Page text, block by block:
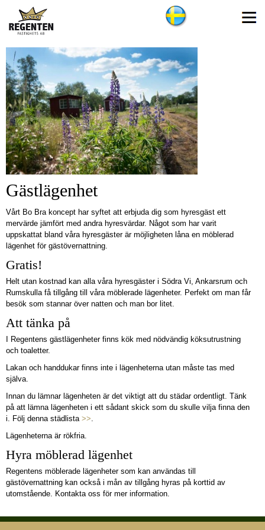
Gästlägenhet
Vårt Bo Bra koncept har syftet att erbjuda dig som hyresgäst ett
mervärde jämfört med andra hyresvärdar. Något som har varit
uppskattat bland våra hyresgäster är möjligheten låna en möblerad
lägenhet för gästövernattning.
Gratis!
Helt utan kostnad kan alla våra hyresgäster i Södra Vi, Ankarsrum och
Rumskulla få tillgång till våra möblerade lägenheter. Perfekt om man får
besök som stannar över natten och man bor litet.
Att tänka på
I Regentens gästlägenheter finns kök med nödvändig köksutrustning
och toaletter.
Lakan och handdukar finns inte i lägenheterna utan måste tas med
själva.
Innan du lämnar lägenheten är det viktigt att du städar ordentligt. Tänk
på att lämna lägenheten i ett sådant skick som du skulle vilja finna den
i. Följ denna städlista >>.
Lägenheterna är rökfria.
Hyra möblerad lägenhet
Regentens möblerade lägenheter som kan användas till
gästövernattning kan också i mån av tillgång hyras på korttid av
utomstående. Kontakta oss för mer information.